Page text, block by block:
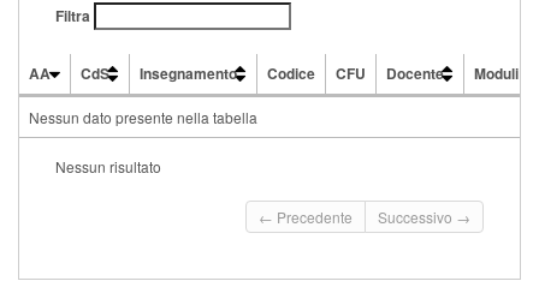
Filtra
AA CdS Insegnamento Codice CFU Docente
Moduli
Nessun dato presente nella tabella
Nessun risultato
← Precedente Successivo →